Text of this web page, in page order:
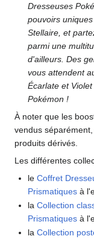
Dresseuses
pouvoirs
Stellaire, et
parmi une
d'ailleurs. Des
vous attendent
Écarlate et
Pokémon !
À noter que les
vendus
produits dérivés.
Les différentes
leCoffret
Prismatiques à
laCollection
Prismatiques à
laCollection